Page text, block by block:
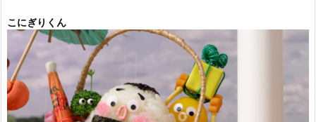
こにぎりくん